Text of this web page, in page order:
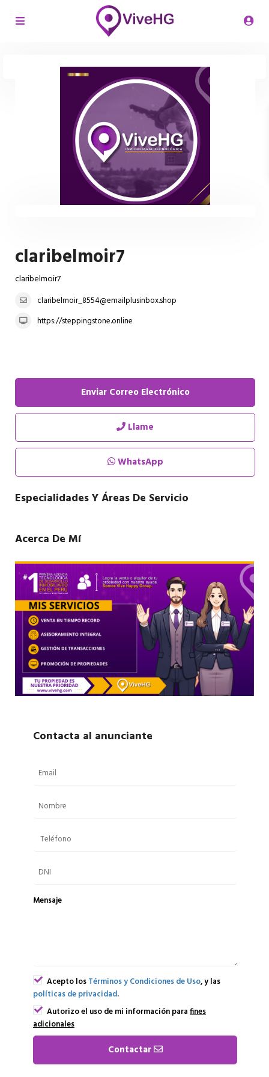
claribelmoir7
claribelmoir7
claribelmoir_8554@emailplusinbox.shop
https://steppingstone.online
Enviar Correo Electrónico
Llame
WhatsApp
Especialidades Y Áreas De Servicio
Acerca De Mí
Contacta al anunciante
Mensaje
Acepto losTérminos y Condiciones de Uso, y las
políticas de privacidad.
Autorizo el uso de mi información parafines
adicionales
Contactar